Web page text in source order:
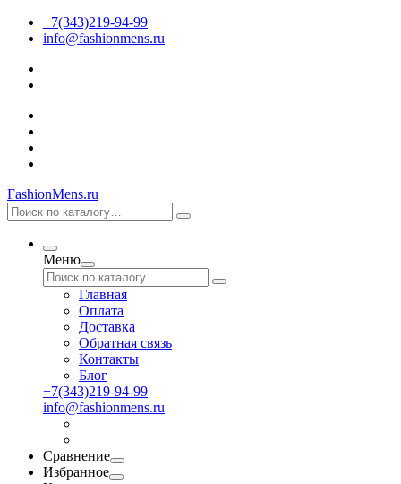
+7(343)219-94-99
info@fashionmens.ru
FashionMens.ru
Меню
Главная
Оплата
Доставка
Обратная связь
Контакты
Блог
+7(343)219-94-99
info@fashionmens.ru
Сравнение
Избранное